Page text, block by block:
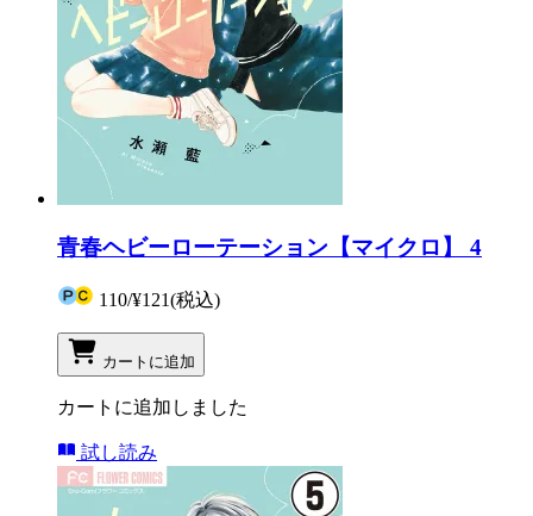
青春ヘビーローテーション【マイクロ】 4
110/¥121(税込)
カートに追加
カートに追加しました
試し読み